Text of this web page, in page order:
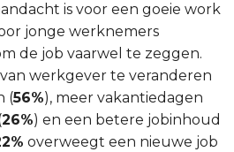
is voor een goeie work
jonge werknemers
de job vaarwel te zeggen.
werkgever te veranderen
(56%), meer vakantiedagen
26%) en een betere jobinhoud
overweegt een nieuwe job